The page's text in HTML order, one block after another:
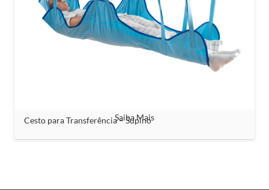
Cesto para Transferência – Supino
Saiba Mais